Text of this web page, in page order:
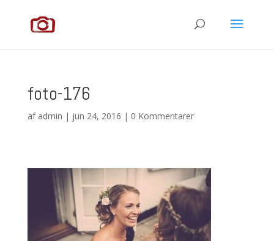
foto-176
af admin | jun 24, 2016 | 0 Kommentarer